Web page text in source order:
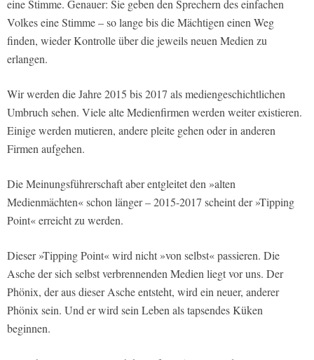
eine Stimme. Genauer: Sie geben den Sprechern des einfachen
Volkes eine Stimme – so lange bis die Mächtigen einen Weg
finden, wieder Kontrolle über die jeweils neuen Medien zu
erlangen.
Wir werden die Jahre 2015 bis 2017 als mediengeschichtlichen
Umbruch sehen. Viele alte Medienfirmen werden weiter existieren.
Einige werden mutieren, andere pleite gehen oder in anderen
Firmen aufgehen.
Die Meinungsführerschaft aber entgleitet den »alten
Medienmächten« schon länger – 2015-2017 scheint der »Tipping
Point« erreicht zu werden.
Dieser »Tipping Point« wird nicht »von selbst« passieren. Die
Asche der sich selbst verbrennenden Medien liegt vor uns. Der
Phönix, der aus dieser Asche entsteht, wird ein neuer, anderer
Phönix sein. Und er wird sein Leben als tapsendes Küken
beginnen.